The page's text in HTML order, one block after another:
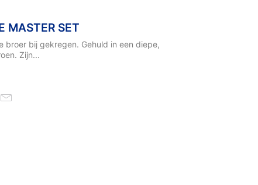
MASTER SET
broer bij gekregen. Gehuld in een diepe,
Zijn...